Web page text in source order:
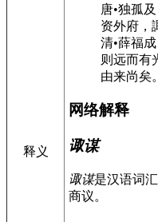
释义
唐•独孤及
资外府，
清•薛福成
则远而有
由来尚矣
网络解释
诹谋
诹谋是汉语词
商议。